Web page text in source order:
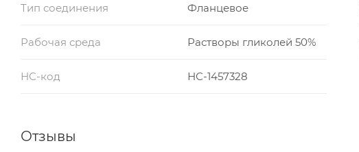
Тип соединения Фланцевое
Рабочая среда Растворы гликолей 50%
НС-код НС-1457328
Отзывы